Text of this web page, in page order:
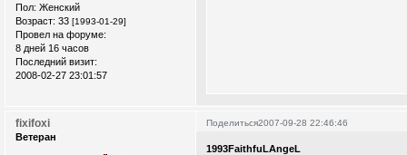
Пол: Женский
Возраст: 33 [1993-01-29]
Провел на форуме:
8 дней 16 часов
Последний визит:
2008-02-27 23:01:57
Поделиться2007-09-28 22:46:46
fixifoxi
Ветеран
1993FaithfuLAngeL